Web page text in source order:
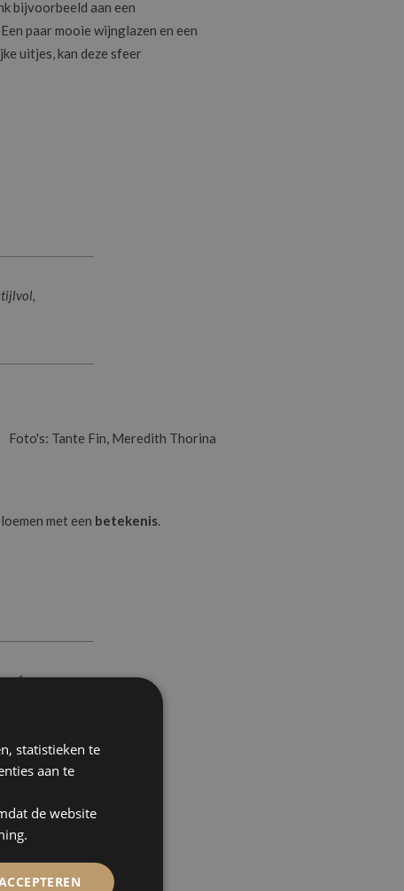
bijvoorbeeld aan een
paar mooie wijnglazen en een
uitjes, kan deze sfeer
Foto's: Tante Fin, Meredith Thorina
met een betekenis.
of
statistieken te
aan te
de website